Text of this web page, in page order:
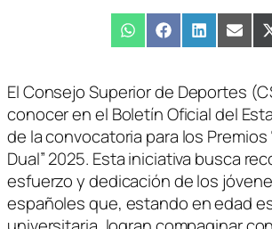
Compartir
en
WhatsAppCompartir
en
Facebook
en
LinkedIn
en
El Consejo Superior de Deportes
conocer en el Boletín Oficial del
de la convocatoria para los Premios
Dual” 2025. Esta iniciativa busca
esfuerzo y dedicación de los
españoles que, estando en edad